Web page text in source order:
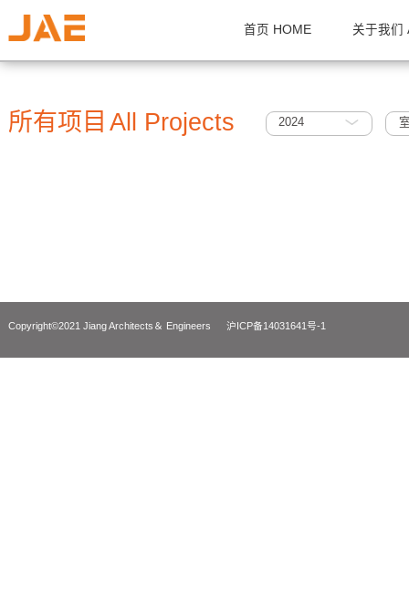
首页 HOME 关
所有项目 All Projects 2024
Copyright©2021 Jiang Architects＆ Engineers 沪ICP备14031641号-1